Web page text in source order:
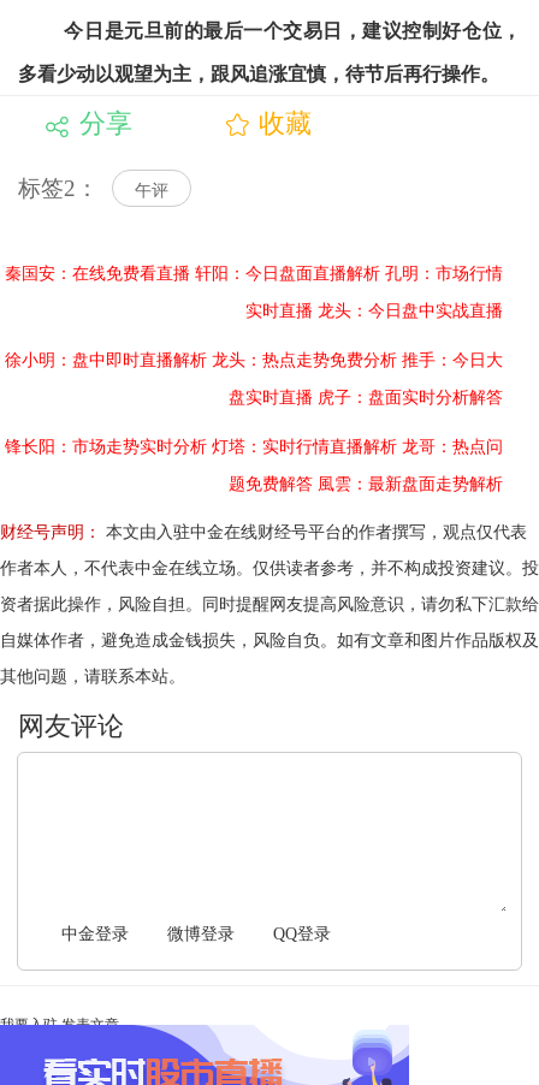
今日是元旦前的最后一个交易日，建议控制好仓位，
多看少动以观望为主，跟风追涨宜慎，待节后再行操作。
分享 收藏
标签2： 午评
秦国安：在线免费看直播 轩阳：今日盘面直播解析 孔明：市场行情
实时直播 龙头：今日盘中实战直播
徐小明：盘中即时直播解析 龙头：热点走势免费分析 推手：今日大
盘实时直播 虎子：盘面实时分析解答
锋长阳：市场走势实时分析 灯塔：实时行情直播解析 龙哥：热点问
题免费解答 風雲：最新盘面走势解析
财经号声明：
本文由入驻中金在线财经号平台的作者撰写，观点仅代表
作者本人，不代表中金在线立场。仅供读者参考，并不构成投资建议。投
资者据此操作，风险自担。同时提醒网友提高风险意识，请勿私下汇款给
自媒体作者，避免造成金钱损失，风险自负。如有文章和图片作品版权及
其他问题，请联系本站。
中金登录 微博登录 QQ登录
我要入驻 发表文章
Ta未开启直播